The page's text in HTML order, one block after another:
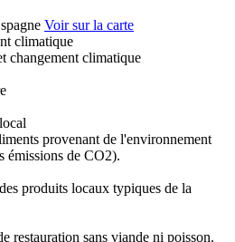
Voir sur la carte
climatique